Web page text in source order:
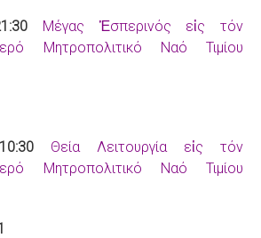
Μέγας Ἑσπερινός εἰς τόν
Μητροπολιτικό Ναό Τιμίου
Θεία Λειτουργία εἰς τόν
Μητροπολιτικό Ναό Τιμίου